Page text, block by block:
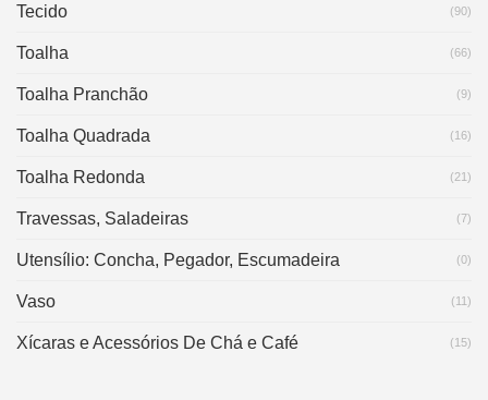
Tecido (90)
Toalha (66)
Toalha Pranchão (9)
Toalha Quadrada (16)
Toalha Redonda (21)
Travessas, Saladeiras (7)
Utensílio: Concha, Pegador, Escumadeira (0)
Vaso (11)
Xícaras e Acessórios De Chá e Café (15)